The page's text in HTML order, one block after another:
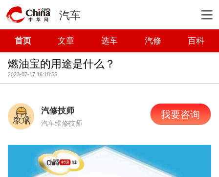
汽车
首页 文章 选车 汽修 百科
燃油宝的用途是什么？
2023-07-17 16:18:55
汽修技师
汽车维修技师
我要咨询